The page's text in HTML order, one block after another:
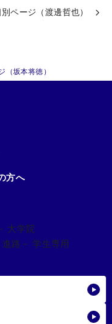
ページ（渡邊哲也）
坂本将徳）
方へ
大学院
進路 － 学生専用